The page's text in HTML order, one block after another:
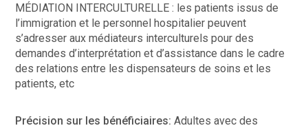
MÉDIATION INTERCULTURELLE : les patients issus de
l’immigration et le personnel hospitalier peuvent
s’adresser aux médiateurs interculturels pour des
demandes d’interprétation et d’assistance dans le cadre
des relations entre les dispensateurs de soins et les
patients, etc
Précision sur les bénéficiaires:Adultes avec des